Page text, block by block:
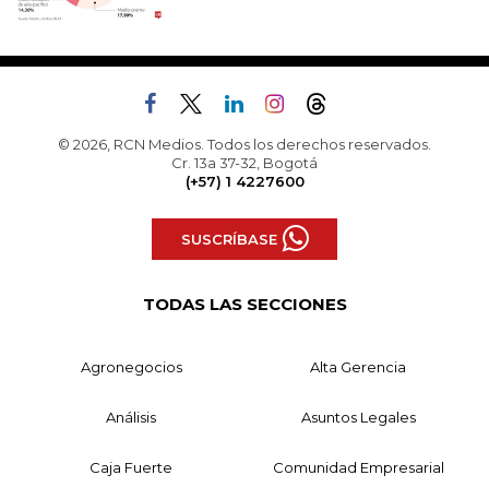
© 2026, RCN Medios. Todos los derechos reservados.
Cr. 13a 37-32, Bogotá
(+57) 1 4227600
SUSCRÍBASE
TODAS LAS SECCIONES
Agronegocios Alta Gerencia
Análisis Asuntos Legales
Caja Fuerte Comunidad Empresarial